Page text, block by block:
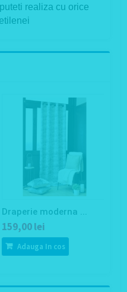
realiza cu orice
Draperie moderna ...
159,00 lei
Adauga In cos